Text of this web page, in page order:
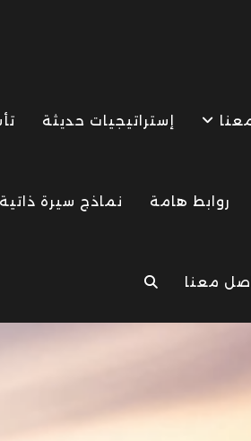
إستراتيجيات حديثة
روابط هامة نماذج سيرة ذاتية
معنا TOGGLE